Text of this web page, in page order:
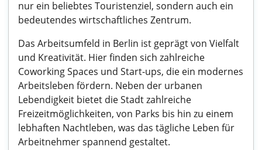
nur ein beliebtes Touristenziel, sondern auch ein
bedeutendes wirtschaftliches Zentrum.
Das Arbeitsumfeld in Berlin ist geprägt von Vielfalt
und Kreativität. Hier finden sich zahlreiche
Coworking Spaces und Start-ups, die ein modernes
Arbeitsleben fördern. Neben der urbanen
Lebendigkeit bietet die Stadt zahlreiche
Freizeitmöglichkeiten, von Parks bis hin zu einem
lebhaften Nachtleben, was das tägliche Leben für
Arbeitnehmer spannend gestaltet.